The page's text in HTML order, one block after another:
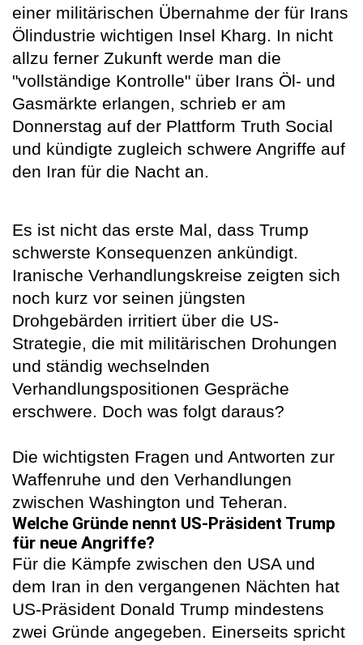
einer militärischen Übernahme der für Irans
Ölindustrie wichtigen Insel Kharg. In nicht
allzu ferner Zukunft werde man die
"vollständige Kontrolle" über Irans Öl- und
Gasmärkte erlangen, schrieb er am
Donnerstag auf der Plattform Truth Social
und kündigte zugleich schwere Angriffe auf
den Iran für die Nacht an.
Es ist nicht das erste Mal, dass Trump
schwerste Konsequenzen ankündigt.
Iranische Verhandlungskreise zeigten sich
noch kurz vor seinen jüngsten
Drohgebärden irritiert über die US-
Strategie, die mit militärischen Drohungen
und ständig wechselnden
Verhandlungspositionen Gespräche
erschwere. Doch was folgt daraus?
Die wichtigsten Fragen und Antworten zur
Waffenruhe und den Verhandlungen
zwischen Washington und Teheran.
Welche Gründe nennt US-Präsident Trump
für neue Angriffe?
Für die Kämpfe zwischen den USA und
dem Iran in den vergangenen Nächten hat
US-Präsident Donald Trump mindestens
zwei Gründe angegeben. Einerseits spricht